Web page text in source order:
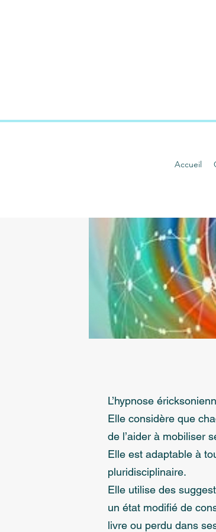
Accueil
L’hypnose
Elle considère que
de l’aider à mobiliser
Elle est adaptable à
pluridisciplinaire.
Elle utilise des
un état modifié de
livre ou perdu dans